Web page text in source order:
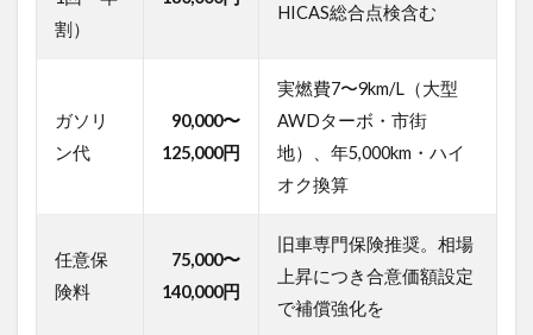
2
スカ
イラ
イン
持を
圧迫
割）
HICAS総合点検含む
ガソリ
ン代
90,000〜
125,000円
実燃費7〜9km/L（大型
AWDターボ・市街
地）、年5,000km・ハイ
オク換算
任意保
険料
75,000〜
140,000円
旧車専門保険推奨。相場
上昇につき合意価額設定
で補償強化を